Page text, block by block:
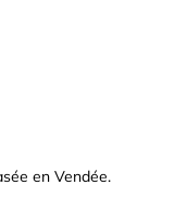
en Vendée.